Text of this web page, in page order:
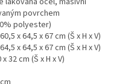
povrchem
polyester)
x 64,5 x 67 cm (Š x H x V)
x 64,5 x 67 cm (Š x H x V)
32 cm (Š x H x V)